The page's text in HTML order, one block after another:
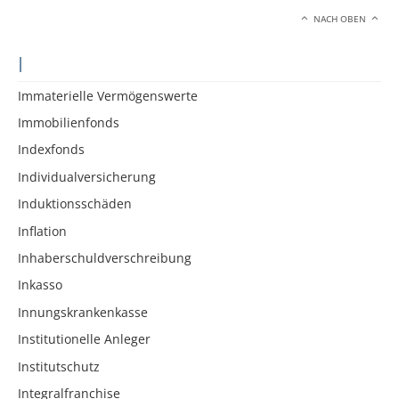
NACH OBEN
I
Immaterielle Vermögenswerte
Immobilienfonds
Indexfonds
Individualversicherung
Induktionsschäden
Inflation
Inhaberschuldverschreibung
Inkasso
Innungskrankenkasse
Institutionelle Anleger
Institutschutz
Integralfranchise